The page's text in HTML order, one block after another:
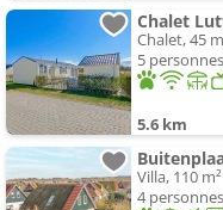
Chalet
Chalet, 45
5
5.6 km
Villa, 110 m²
4